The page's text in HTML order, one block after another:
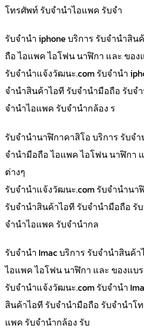
โทรศัพท์ รับจำนำไอแพค รับจำ
รับจำนำ iphone บริการ รับจำนำสิน
ถือ ไอแพค ไอโฟน นาฬิกา และ ของ
รับจํานําแจ้งวัฒนะ.com รับจำนำ
จำนำสินค้าไอที รับจำนำมือถือ รับจ
จำนำไอแพค รับจำนำกล้อง ร
รับจำนำนาฬิกาคาสิโอ บริการ รับจ
จำนำมือถือ ไอแพค ไอโฟน นาฬิกา
ต่างๆ
รับจํานําแจ้งวัฒนะ.com รับจำนำนา
รับจำนำสินค้าไอที รับจำนำมือถือ รั
จำนำไอแพค รับจำนำกล
รับจำนำ Imac บริการ รับจำนำสินค้
ไอแพค ไอโฟน นาฬิกา และ ของแบ
รับจํานําแจ้งวัฒนะ.com รับจำนำ
สินค้าไอที รับจำนำมือถือ รับจำนำโ
แพค รับจำนำกล้อง รับ